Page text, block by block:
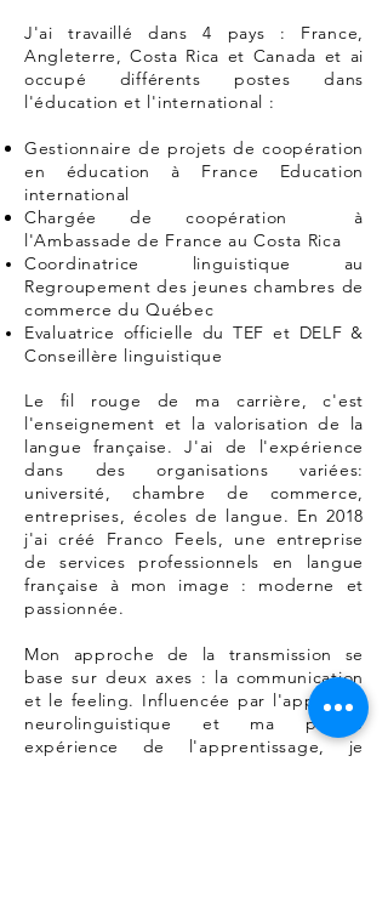
J'ai travaillé dans 4 pays : France,
Angleterre, Costa Rica et Canada et ai
occupé différents postes dans
l'éducation et l'international :
Gestionnaire de projets de coopération
en éducation à France Education
international
Chargée de coopération à
l'Ambassade de France au Costa Rica
Coordinatrice linguistique au
Regroupement des jeunes chambres de
commerce du Québec
Evaluatrice officielle du TEF et DELF &
Conseillère linguistique
Le fil rouge de ma carrière, c'est
l'enseignement et la valorisation de la
langue française. J'ai de l'expérience
dans des organisations variées:
université, chambre de commerce,
entreprises, écoles de langue. En 2018
j'ai créé Franco Feels, une entreprise
de services professionnels en langue
française à mon image : moderne et
passionnée.
Mon approche de la transmission se
base sur deux axes : la communication
et le feeling. Influencée par l'approche
neurolinguistique et ma propre
expérience de l'apprentissage, je